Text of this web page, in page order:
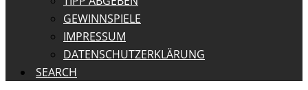
GEWINNSPIELE
IMPRESSUM
DATENSCHUTZERKLÄRUNG
SEARCH